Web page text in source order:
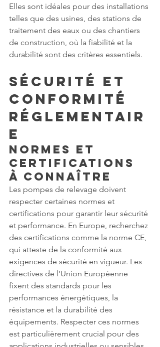
Elles sont idéales pour des installations
telles que des usines, des stations de
traitement des eaux ou des chantiers
de construction, où la fiabilité et la
durabilité sont des critères essentiels.
Sécurité et
Conformité
Réglementair
e
Normes et
Certifications
à Connaître
Les pompes de relevage doivent
respecter certaines normes et
certifications pour garantir leur sécurité
et performance. En Europe, recherchez
des certifications comme la norme CE,
qui atteste de la conformité aux
exigences de sécurité en vigueur. Les
directives de l’Union Européenne
fixent des standards pour les
performances énergétiques, la
résistance et la durabilité des
équipements. Respecter ces normes
est particulièrement crucial pour des